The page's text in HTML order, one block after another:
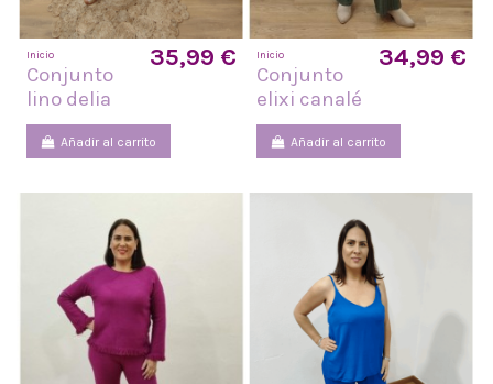
Inicio
Conjunto
lino delia
35,99 €
Añadir al carrito
Inicio
Conjunto
elixi canalé
34,99 €
Añadir al carrito